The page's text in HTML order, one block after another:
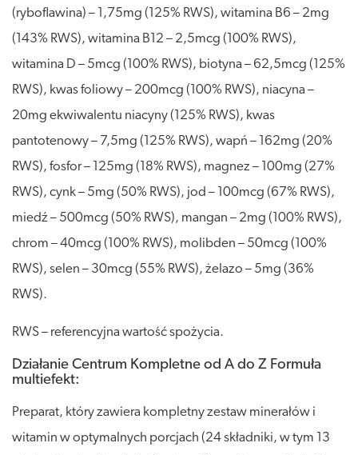
(ryboflawina) – 1,75mg (125% RWS), witamina B6 – 2mg
(143% RWS), witamina B12 – 2,5mcg (100% RWS),
witamina D – 5mcg (100% RWS), biotyna – 62,5mcg (125%
RWS), kwas foliowy – 200mcg (100% RWS), niacyna –
20mg ekwiwalentu niacyny (125% RWS), kwas
pantotenowy – 7,5mg (125% RWS), wapń – 162mg (20%
RWS), fosfor – 125mg (18% RWS), magnez – 100mg (27%
RWS), cynk – 5mg (50% RWS), jod – 100mcg (67% RWS),
miedź – 500mcg (50% RWS), mangan – 2mg (100% RWS),
chrom – 40mcg (100% RWS), molibden – 50mcg (100%
RWS), selen – 30mcg (55% RWS), żelazo – 5mg (36%
RWS).
RWS – referencyjna wartość spożycia.
Działanie Centrum Kompletne od A do Z Formuła
multiefekt:
Preparat, który zawiera kompletny zestaw minerałów i
witamin w optymalnych porcjach (24 składniki, w tym 13